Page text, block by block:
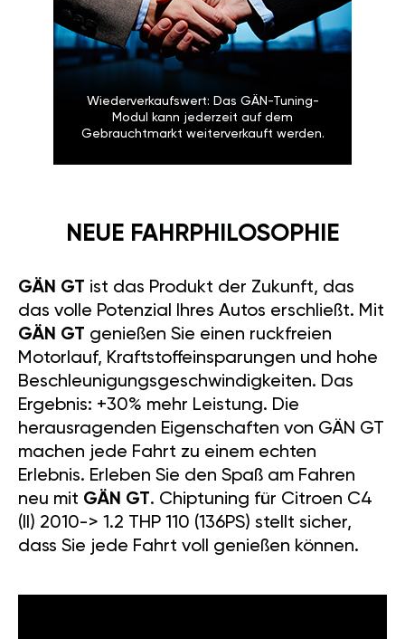
Wiederverkaufswert: Das GÄN-Tuning-
Modul kann jederzeit auf dem
Gebrauchtmarkt weiterverkauft werden.
NEUE FAHRPHILOSOPHIE
GÄN GT ist das Produkt der Zukunft, das
das volle Potenzial Ihres Autos erschließt. Mit
GÄN GT genießen Sie einen ruckfreien
Motorlauf, Kraftstoffeinsparungen und hohe
Beschleunigungsgeschwindigkeiten. Das
Ergebnis: +30% mehr Leistung. Die
herausragenden Eigenschaften von GÄN GT
machen jede Fahrt zu einem echten
Erlebnis. Erleben Sie den Spaß am Fahren
neu mit GÄN GT. Chiptuning für Citroen C4
(II) 2010-> 1.2 THP 110 (136PS) stellt sicher,
dass Sie jede Fahrt voll genießen können.